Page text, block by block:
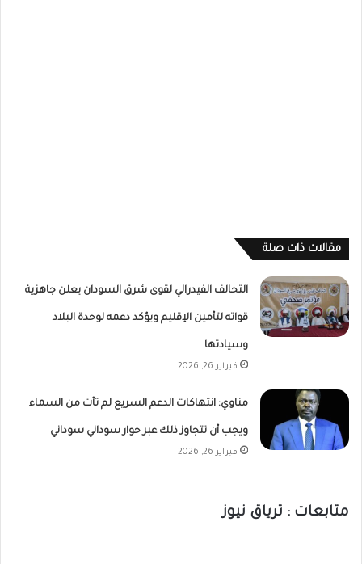
مقالات ذات صلة
التحالف الفيدرالي لقوى شرق السودان يعلن جاهزية
قواته لتأمين الإقليم ويؤكد دعمه لوحدة البلاد
وسيادتها
فبراير 26, 2026
مناوي: انتهاكات الدعم السريع لم تأت من السماء
ويجب أن تتجاوز ذلك عبر حوار سوداني سوداني
فبراير 26, 2026
متابعات : ترياق نيوز